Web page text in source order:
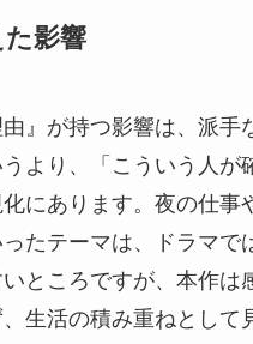
た影響
由』が持つ影響は、派手
より、「こういう人が
にあります。夜の仕事
たテーマは、ドラマで
ところですが、本作は
生活の積み重ねとして